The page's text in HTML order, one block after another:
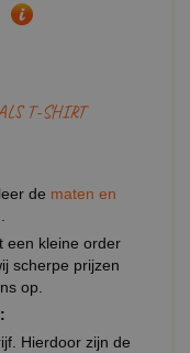
T-SHIRT
de maten en
een kleine order
scherpe prijzen
op.
Hierdoor zijn de